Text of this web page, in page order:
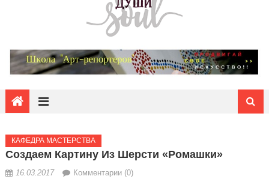
КАФЕДРА МАСТЕРСТВА
Создаем Картину Из Шерсти «Ромашки»
16.03.2017 Комментарии (0)